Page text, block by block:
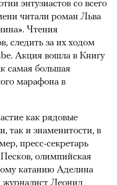
энтузиастов со всего
читали роман Льва
Чтения
следить за их ходом
Акция вошла в Книгу
самая большая
марафона в
как рядовые
так и знаменитости, в
пресс-секретарь
олимпийская
катанию Аделина
журналист Леонид